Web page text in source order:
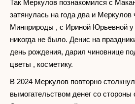
Так Меркулов познакомился с
затянулась на года два и Меркулов
Минприроды , с Ириной Юрьевной у
никогда не было. Денис на
день рождения, дарил чиновнице
цветы , косметику.
В 2024 Меркулов повторно
вымогательством денег со стороны